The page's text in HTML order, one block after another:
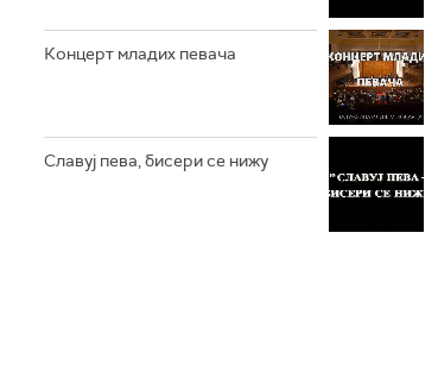
Концерт младих певача
Славуј пева, бисери се нижу